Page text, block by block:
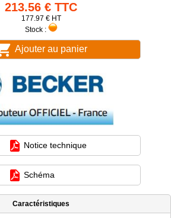
213.56 € TTC
177.97 € HT
Stock :
Ajouter au panier
Notice technique
Schéma
Caractéristiques